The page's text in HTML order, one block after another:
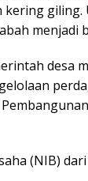
giling.
menjadi
desa
(NIB)